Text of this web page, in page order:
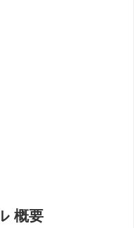
概要